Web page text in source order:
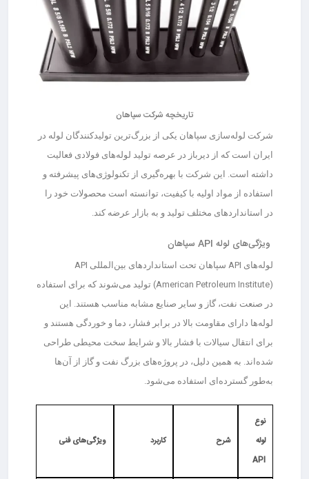
تاریخچه شرکت سپاهان
شرکت لوله‌سازی سپاهان یکی از بزرگ‌ترین تولیدکنندگان لوله در
ایران است که از دیرباز در عرصه تولید لوله‌های فولادی فعالیت
داشته است. این شرکت با بهره‌گیری از تکنولوژی‌های پیشرفته و
استفاده از مواد اولیه با کیفیت، توانسته است محصولات خود را
در استانداردهای مختلف تولید و به بازار عرضه کند.
ویژگی‌های لوله API سپاهان
لوله‌های API سپاهان تحت استانداردهای بین‌المللی API
(American Petroleum Institute) تولید می‌شوند که برای استفاده
در صنعت نفت، گاز و سایر صنایع مشابه مناسب هستند. این
لوله‌ها دارای مقاومت بالا در برابر فشار، دما و خوردگی هستند و
برای انتقال سیالات با فشار بالا و شرایط سخت محیطی طراحی
شده‌اند. به همین دلیل، در پروژه‌های بزرگ نفت و گاز از آن‌ها
به‌طور گسترده‌ای استفاده می‌شود.
نوع
لوله
API
شرح کاربرد ویژگی‌های فنی